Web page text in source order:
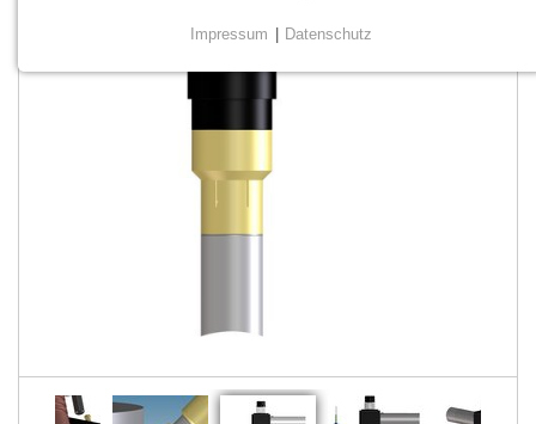
Einverständnis Cookie
PMC Plasmatechnik
Zweck:
Verwalten von Consent-Einstellungen
Impressum Datenschutz